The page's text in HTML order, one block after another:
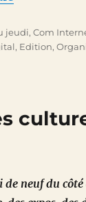
jeudi,Com
, Edition,
neuf du côté